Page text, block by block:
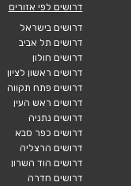
דרושים לפי אזורים
דרושים בישראל
דרושים תל אביב
דרושים חולון
דרושים ראשון לציון
דרושים פתח תקווה
דרושים ראש העין
דרושים נתניה
דרושים כפר סבא
דרושים הרצליה
דרושים הוד השרון
דרושים חדרה